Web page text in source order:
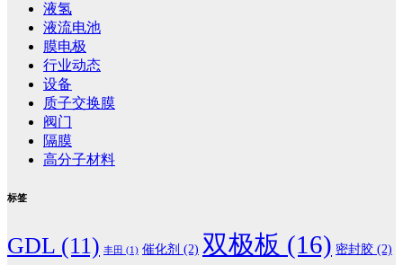
液氢
液流电池
膜电极
行业动态
设备
质子交换膜
阀门
隔膜
高分子材料
标签
GDL (11) 丰田 (1) 催化剂 (2) 双极板 (16) 密封胶 (2)